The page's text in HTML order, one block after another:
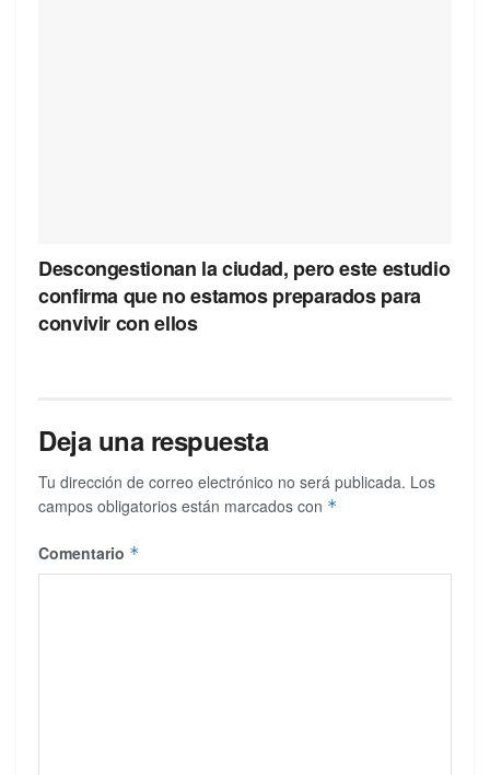
Descongestionan la ciudad, pero este estudio
confirma que no estamos preparados para
convivir con ellos
Deja una respuesta
Tu dirección de correo electrónico no será publicada. Los
campos obligatorios están marcados con *
Comentario *